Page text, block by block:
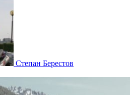
Степан Берестов